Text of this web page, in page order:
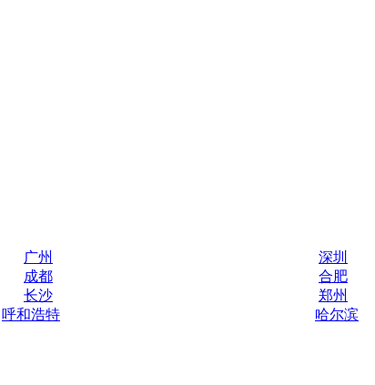
广州 深圳
成都 合肥
长沙 郑州
呼和浩特 哈尔滨